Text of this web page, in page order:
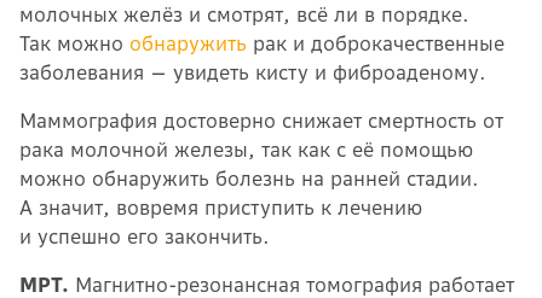
молочных желёз и смотрят, всё ли в порядке.
Так можно обнаружить рак и доброкачественные
заболевания — увидеть кисту и фиброаденому.
Маммография достоверно снижает смертность от
рака молочной железы, так как с её помощью
можно обнаружить болезнь на ранней стадии.
А значит, вовремя приступить к лечению
и успешно его закончить.
МРТ. Магнитно-резонансная томография работает